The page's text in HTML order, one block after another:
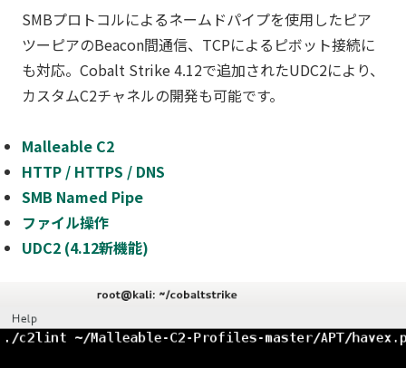
SMBプロトコルによるネームドパイプを使用したピア
ツーピアのBeacon間通信、TCPによるピボット接続に
も対応。Cobalt Strike 4.12で追加されたUDC2により、
カスタムC2チャネルの開発も可能です。
Malleable C2
HTTP / HTTPS / DNS
SMB Named Pipe
ファイル操作
UDC2 (4.12新機能)